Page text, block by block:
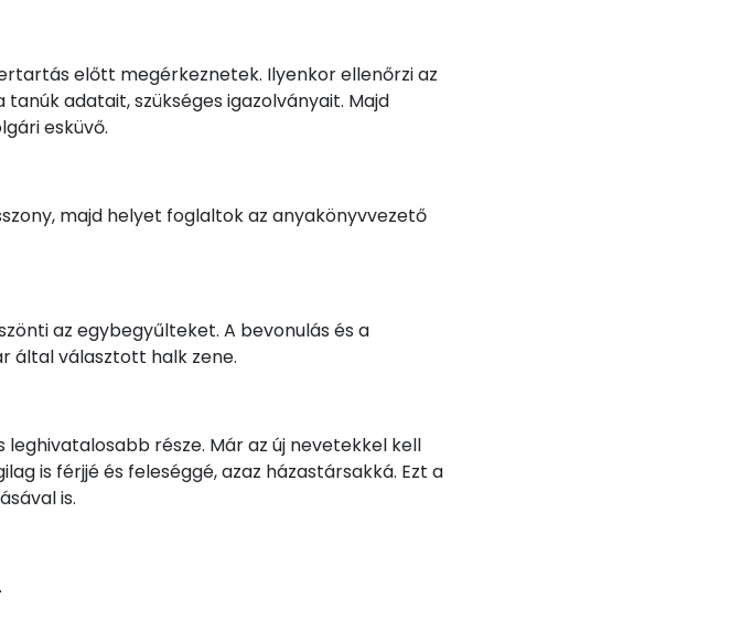
előtt megérkeznetek. Ilyenkor ellenőrzi az
adatait, szükséges igazolványait. Majd
esküvő.
majd helyet foglaltok az anyakönyvvezető
az egybegyűlteket. A bevonulás és a
által választott halk zene.
leghivatalosabb része. Már az új nevetekkel kell
is férjjé és feleséggé, azaz házastársakká. Ezt a
is.